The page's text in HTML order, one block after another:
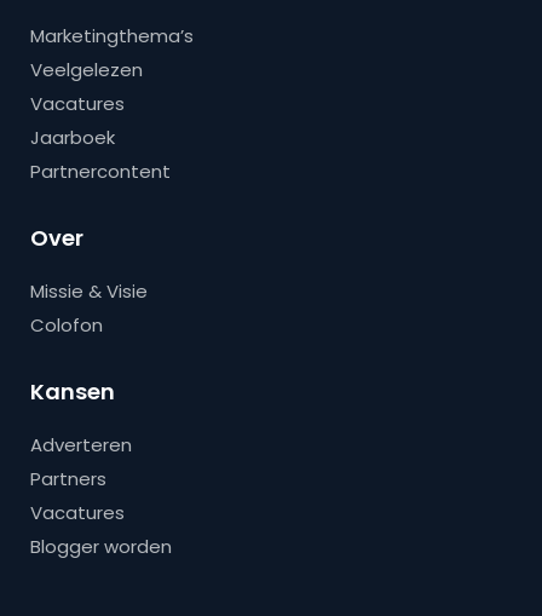
Marketingthema’s
Veelgelezen
Vacatures
Jaarboek
Partnercontent
Over
Missie & Visie
Colofon
Kansen
Adverteren
Partners
Vacatures
Blogger worden